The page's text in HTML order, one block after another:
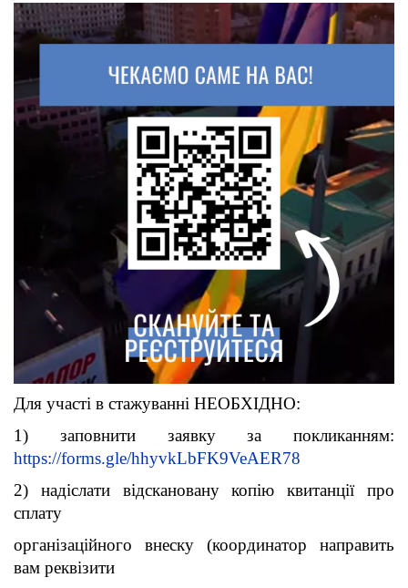
Для участі в стажуванні НЕОБХІДНО:
1) заповнити заявку за покликанням:
https://forms.gle/hhyvkLbFK9VeAER78
2) надіслати відскановану копію квитанції про
сплату
організаційного внеску (координатор направить
вам реквізити